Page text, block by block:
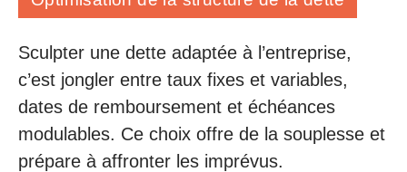
Sculpter une dette adaptée à l’entreprise,
c’est jongler entre taux fixes et variables,
dates de remboursement et échéances
modulables. Ce choix offre de la souplesse et
prépare à affronter les imprévus.